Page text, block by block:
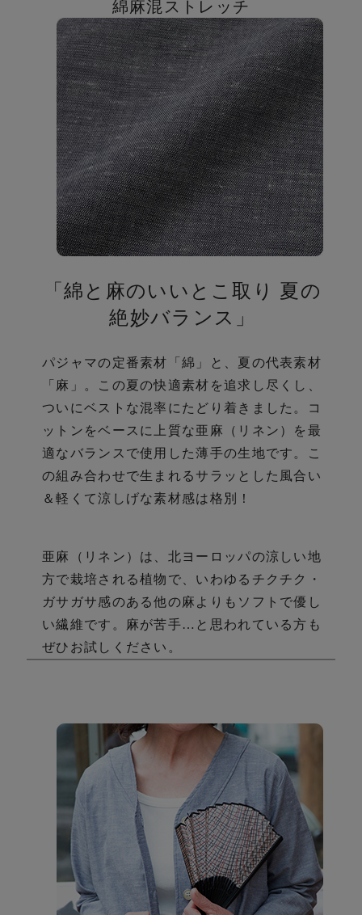
の
び
の
綿麻混ストレッチ
「綿と麻のいいとこ取り 夏の
絶妙バランス」
パジャマの定番素材「綿」と、夏の代表素材
「麻」。
この夏の快適素材を追求し尽くし、
ついにベストな混率にたどり着きました。
コ
ットンをベースに上質な亜麻（リネン）を最
適なバランスで使用した薄手の生地です。こ
の組み合わせで生まれるサラッとした風合い
＆軽くて涼しげな素材感は格別！
亜麻（リネン）は、北ヨーロッパの涼しい地
方で栽培される植物で、いわゆるチクチク・
ガサガサ感のある他の麻よりもソフトで優し
い繊維です。麻が苦手…と思われている方も
ぜひお試しください。